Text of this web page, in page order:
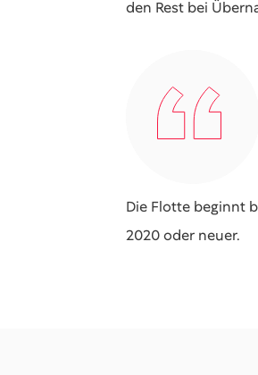
den Rest bei
Die Flotte beginnt
2020 oder neuer.